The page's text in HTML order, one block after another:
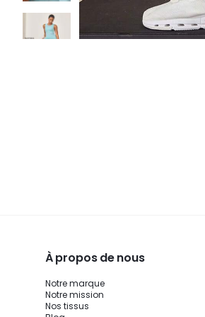
À propos de nous
Notre marque
Notre mission
Nos tissus